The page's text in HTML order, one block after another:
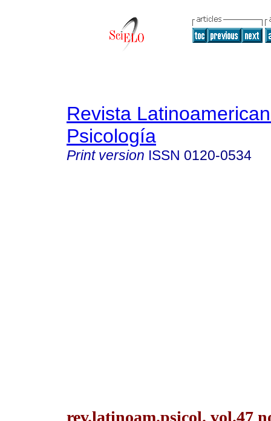
Revista
Psicología
Print version ISSN 0120-0534
rev.latinoam.psicol. vol.47